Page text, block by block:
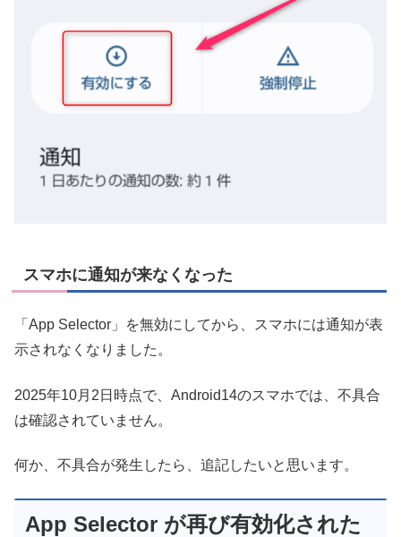
スマホに通知が来なくなった
「App Selector」を無効にしてから、スマホには通知が表
示されなくなりました。
2025年10月2日時点で、Android14のスマホでは、不具合
は確認されていません。
何か、不具合が発生したら、追記したいと思います。
App Selector が再び有効化された